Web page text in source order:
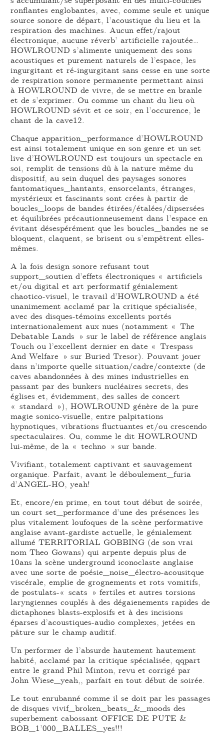
ronflantes englobantes, avec, comme seule et unique
source sonore de départ, l’acoustique du lieu et la
respiration des machines. Aucun effet/rajout
électronique, aucune réverb’ artificielle rajoutée…
HOWLROUND s’alimente uniquement des sons
acoustiques et purement naturels de l’espace, les
ingurgitant et ré-ingurgitant sans cesse en une sorte
de respiration sonore permanente permettant ainsi
à HOWLROUND de vivre, de se mettre en branle
et de s’exprimer. Ou comme un chant du lieu où
HOWLROUND sévit et ce soir, en l’occurence, le
chant de la cave12.
Chaque apparition_performance d’HOWLROUND
est ainsi totalement unique en son genre et un set
live d’HOWLROUND est toujours un spectacle en
soi, remplit de tensions dû à la nature même du
dispositif, au sein duquel des paysages sonores
fantomatiques_hantants, ensorcelants, étranges,
mystérieux et fascinants sont crées à partir de
boucles_loops de bandes étirées/étalées/dipsersées
et équilibrées précautionneusement dans l’espace en
évitant désespérément que les boucles_bandes ne se
bloquent, claquent, se brisent ou s’empêtrent elles-
mêmes.
A la fois design sonore refusant tout
support_soutien d’effets électroniques « artificiels
et/ou digital et art performatif génialement
chaotico-visuel, le travail d’HOWLROUND a été
unanimement acclamé par la critique spécialisée,
avec des disques-témoins excellents portés
internationalement aux nues (notamment « The
Debatable Lands » sur le label de référence anglais
Touch ou l’excellent dernier en date « Trespass
And Welfare » sur Buried Tresor). Pouvant jouer
dans n’importe quelle situation/cadre/contexte (de
caves abandonnées à des mines industrielles en
passant par des bunkers nucléaires secrets, des
églises et, évidemment, des salles de concert
« standard »), HOWLROUND génère de la pure
magie sonico-visuelle, entre palpitations
hypnotiques, vibrations fluctuantes et/ou crescendo
spectaculaires. Ou, comme le dit HOWLROUND
lui-même, de la « techno » sur bande.
Vivifiant, totalement captivant et sauvagement
organique. Parfait, avant le déboulement_furia
d’ANGEL-HO, yeah!
Et, encore/en prime, en tout tout début de soirée,
un court set_performance d’une des présences les
plus vitalement loufoques de la scène performative
anglaise avant-gardiste actuelle, le génialement
allumé TERRITORIAL GOBBING (de son vrai
nom Theo Gowans) qui arpente depuis plus de
10ans la scène underground iconoclaste anglaise
avec une sorte de poésie_noise_électro-acousitque
viscérale, emplie de grognements et rots vomitifs,
de postulats-« scats » fertiles et autres torsions
laryngiennes couplés à des dégaienements rapides de
dictaphones blasts-explosifs et à des incisions
éparses d’acoustiques-audio complexes, jetées en
pâture sur le champ auditif.
Un performer de l’absurde hautement hautement
habité, acclamé par la critique spécialisée, qqpart
entre le grand Phil Minton, revu et corrigé par
John Wiese_yeah,, parfait en tout début de soirée.
Le tout enrubanné comme il se doit par les passages
de disques vivif_broken_beats_&_moods des
superbement cabossant OFFICE DE PUTE &
BOB_1’000_BALLES_yes!!!